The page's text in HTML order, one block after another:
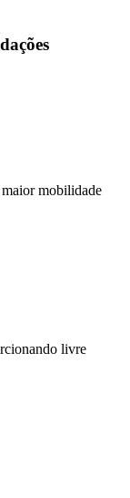
mobilidade
livre